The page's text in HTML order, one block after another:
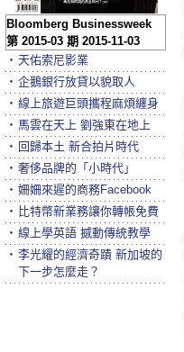
Bloomberg Businessweek
第 2015-03 期 2015-11-03
‧ 天佑索尼影業
‧ 企鵝銀行放貸以貌取人
‧ 線上旅遊巨頭攜程麻煩纏身
‧ 馬雲在天上 劉強東在地上
‧ 回歸本土 新合拍片時代
‧ 奢侈品牌的「小時代」
‧ 姍姍來遲的商務Facebook
‧ 比特幣新業務讓你轉帳免費
‧ 線上學英語 撼動傳統教學
‧ 李光耀的經濟奇蹟 新加坡的
下一步怎麼走？